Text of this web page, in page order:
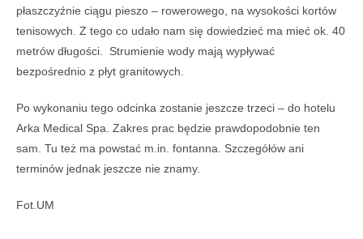
płaszczyźnie ciągu pieszo – rowerowego, na wysokości kortów
tenisowych. Z tego co udało nam się dowiedzieć ma mieć ok. 40
metrów długości. Strumienie wody mają wypływać
bezpośrednio z płyt granitowych.
Po wykonaniu tego odcinka zostanie jeszcze trzeci – do hotelu
Arka Medical Spa. Zakres prac będzie prawdopodobnie ten
sam. Tu też ma powstać m.in. fontanna. Szczegółów ani
terminów jednak jeszcze nie znamy.
Fot.UM